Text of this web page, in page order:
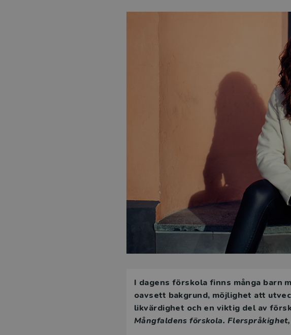
I dagens förskola finns många barn
oavsett bakgrund, möjlighet att
likvärdighet och en viktig del av
Mångfaldens förskola.